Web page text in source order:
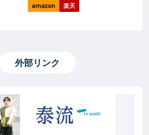
amazon
楽天
外部リンク